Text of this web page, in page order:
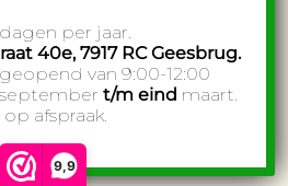
9,9
reserved. Website bySubbs.
per jaar.
40e,7917 RC Geesbrug.
van 9:00-12:00
t/m eind maart.
afspraak.